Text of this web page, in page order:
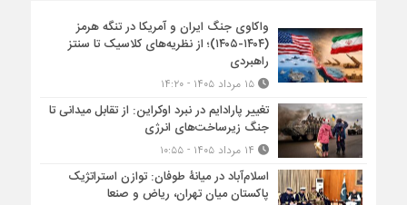
واکاوی جنگ ایران و آمریکا در تنگه هرمز
(۱۴۰۴-۱۴۰۵)؛ از نظریه‌های کلاسیک تا سنتز
راهبردی
۱۵ مرداد ۱۴۰۵ - ۱۴:۲۰
تغییر پارادایم در نبرد اوکراین: از تقابل میدانی تا
جنگ زیرساخت‌های انرژی
اسلام‌آباد در میانۀ طوفان: توازن استراتژیک
پاکستان میان تهران، ریاض و صنعا